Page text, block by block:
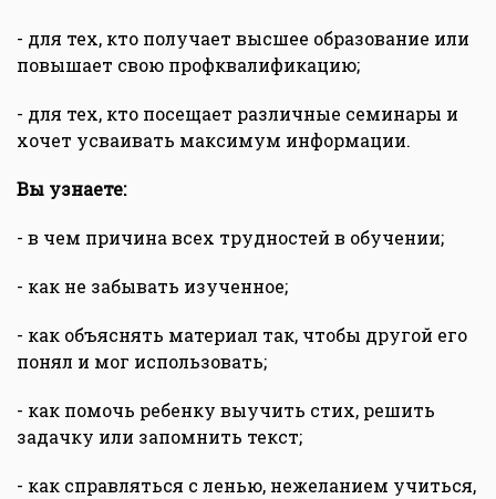
- для тех, кто получает высшее образование или
повышает свою профквалификацию;
- для тех, кто посещает различные семинары и
хочет усваивать максимум информации.
Вы узнаете:
- в чем причина всех трудностей в обучении;
- как не забывать изученное;
- как объяснять материал так, чтобы другой его
понял и мог использовать;
- как помочь ребенку выучить стих, решить
задачку или запомнить текст;
- как справляться с ленью, нежеланием учиться,